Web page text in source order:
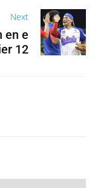
Next
en e
12